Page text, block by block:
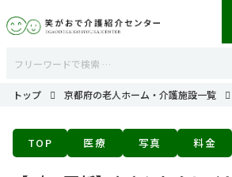
トップ 京都府の老人ホーム・介護施設一覧
TOP 医療 写真 料金